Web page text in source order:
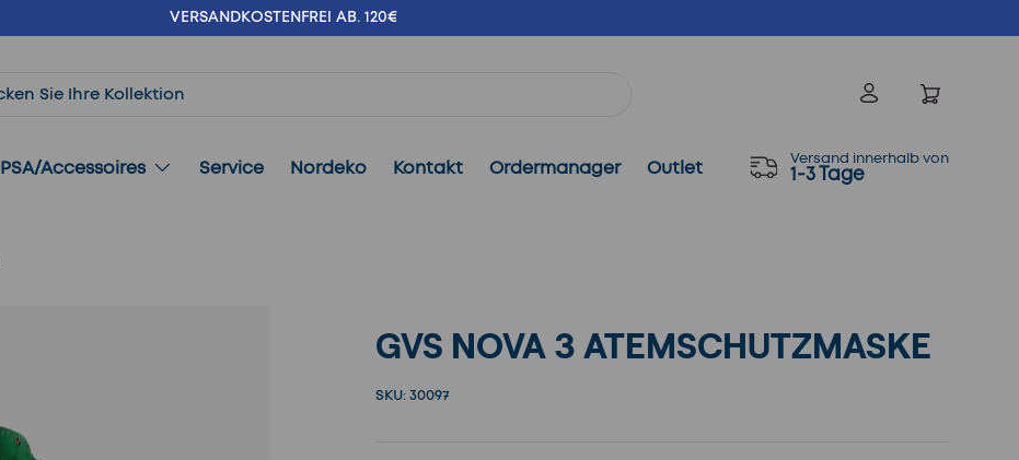
VERSANDKOSTENFREI AB. 120€
Einloggen
PSA/Accessoires Service Nordeko Kontakt Ordermanager Outlet Versand innerhalb von
1-3 Tage
GVS NOVA 3 ATEMSCHUTZMASKE
SKU: 30097